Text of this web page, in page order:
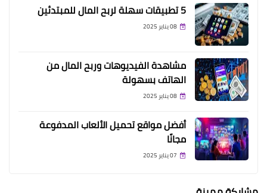
5 تطبيقات سهلة لربح المال للمبتدئين
08 يناير 2025
مشاهدة الفيديوهات وربح المال من
الهاتف بسهولة
08 يناير 2025
أفضل مواقع تحميل الألعاب المدفوعة
مجانًا
07 يناير 2025